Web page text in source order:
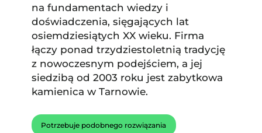
na fundamentach wiedzy i
doświadczenia, sięgających lat
osiemdziesiątych XX wieku. Firma
łączy ponad trzydziestoletnią tradycję
z nowoczesnym podejściem, a jej
siedzibą od 2003 roku jest zabytkowa
kamienica w Tarnowie.
Potrzebuje podobnego rozwiązania